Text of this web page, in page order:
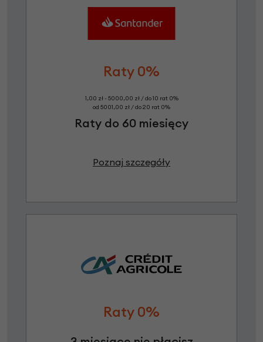
Raty 0%
1,00 zł - 5000,00 zł / do 10 rat 0%
od 5001,00 zł / do 20 rat 0%
Raty do 60 miesięcy
Poznaj szczegóły
Raty 0%